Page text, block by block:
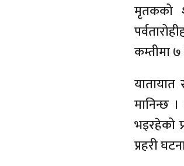
मृतकको
कम्तीमा
मानिन्छ
भइरहेको
प्रहरी